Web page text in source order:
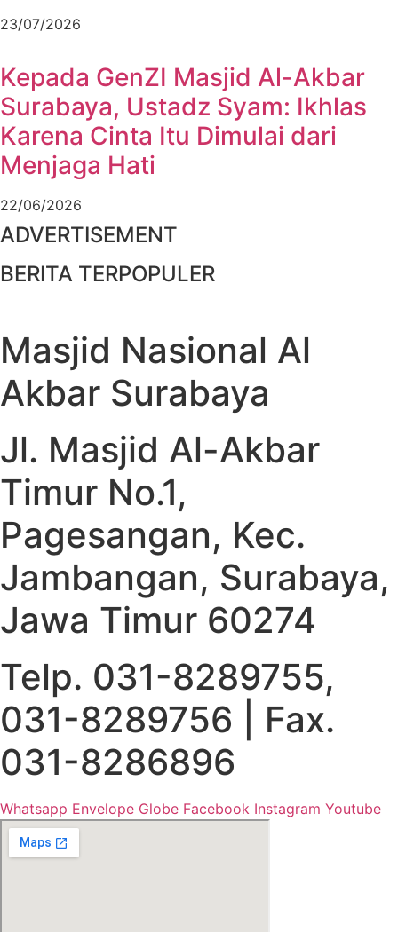
23/07/2026
Kepada GenZI Masjid Al-Akbar
Surabaya, Ustadz Syam: Ikhlas
Karena Cinta Itu Dimulai dari
Menjaga Hati
22/06/2026
ADVERTISEMENT
BERITA TERPOPULER
Masjid Nasional Al
Akbar Surabaya
Jl. Masjid Al-Akbar
Timur No.1,
Pagesangan, Kec.
Jambangan, Surabaya,
Jawa Timur 60274
Telp. 031-8289755,
031-8289756 | Fax.
031-8286896
Whatsapp Envelope Globe Facebook Instagram Youtube